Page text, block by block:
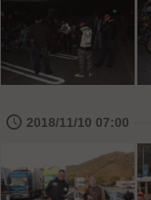
🕔 2018/11/10 07:00